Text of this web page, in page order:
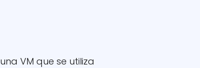
VM que se utiliza